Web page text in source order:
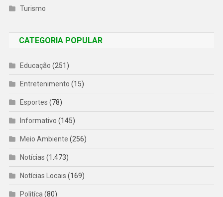
Turismo
CATEGORIA POPULAR
Educação (251)
Entretenimento (15)
Esportes (78)
Informativo (145)
Meio Ambiente (256)
Notícias (1.473)
Notícias Locais (169)
Politíca (80)